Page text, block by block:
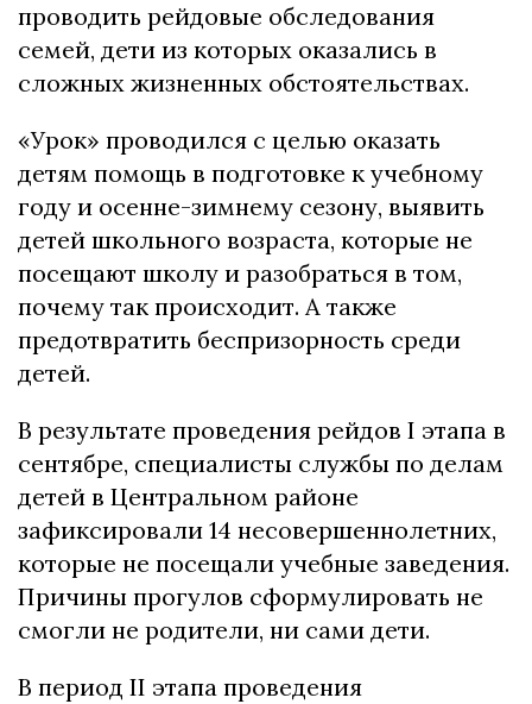
проводить рейдовые обследования
семей, дети из которых оказались в
сложных жизненных обстоятельствах.
«Урок» проводился с целью оказать
детям помощь в подготовке к учебному
году и осенне-зимнему сезону, выявить
детей школьного возраста, которые не
посещают школу и разобраться в том,
почему так происходит. А также
предотвратить беспризорность среди
детей.
В результате проведения рейдов I этапа в
сентябре, специалисты службы по делам
детей в Центральном районе
зафиксировали 14 несовершеннолетних,
которые не посещали учебные заведения.
Причины прогулов сформулировать не
смогли не родители, ни сами дети.
В период II этапа проведения